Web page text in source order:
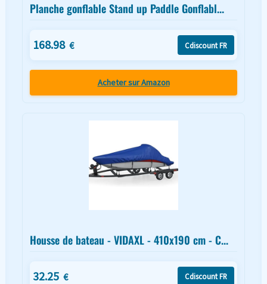
Planche gonflable Stand up Paddle Gonflabl...
168.98 € Cdiscount FR
Acheter sur Amazon
Housse de bateau - VIDAXL - 410x190 cm - C...
32.25 € Cdiscount FR